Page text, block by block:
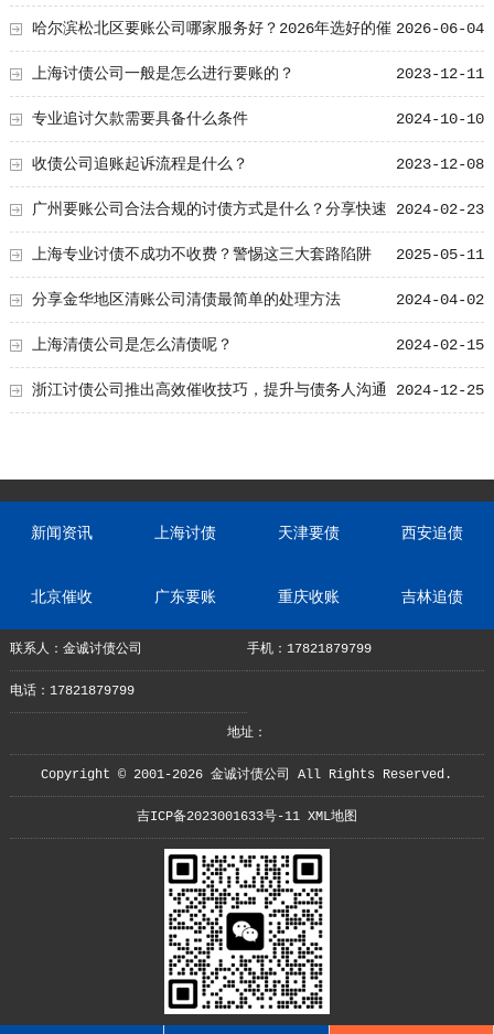
2026-06-04
哈尔滨松北区要账公司哪家服务好？2026年选好的催
收先看这2个细节 2023-12-11
上海讨债公司一般是怎么进行要账的？
2024-10-10
专业追讨欠款需要具备什么条件
2023-12-08
收债公司追账起诉流程是什么？
2024-02-23
广州要账公司合法合规的讨债方式是什么？分享快速
讨债的技巧！ 2025-05-11
上海专业讨债不成功不收费？警惕这三大套路陷阱
2024-04-02
分享金华地区清账公司清债最简单的处理方法
2024-02-15
上海清债公司是怎么清债呢？
2024-12-25
浙江讨债公司推出高效催收技巧，提升与债务人沟通
新闻资讯 上海讨债 天津要债 西安追债
北京催收 广东要账 重庆收账 吉林追债
联系人：金诚讨债公司 手机：17821879799
电话：17821879799
地址：
Copyright © 2001-2026 金诚讨债公司 All Rights Reserved.
吉ICP备2023001633号-11 XML地图